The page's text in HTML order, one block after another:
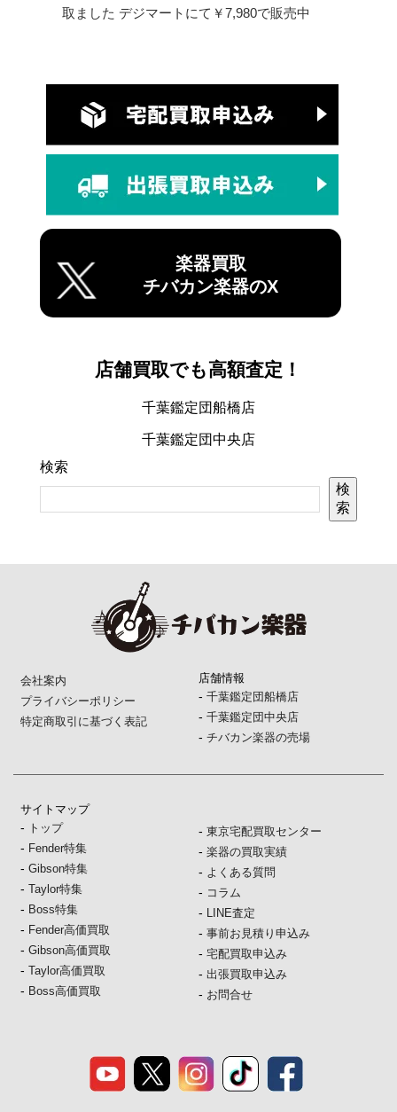
取ました デジマートにて￥7,980で販売中
楽器買取
チバカン楽器のX
店舗買取でも高額査定！
千葉鑑定団船橋店
千葉鑑定団中央店
検索
検
索
会社案内
プライバシーポリシー
特定商取引に基づく表記
店舗情報
- 千葉鑑定団船橋店
- 千葉鑑定団中央店
- チバカン楽器の売場
サイトマップ
- トップ
- Fender特集
-Gibson特集
-Taylor特集
- Boss特集
- Fender高価買取
-Gibson高価買取
-Taylor高価買取
- Boss高価買取
- 東京宅配買取センター
- 楽器の買取実績
- よくある質問
- コラム
- LINE査定
- 事前お見積り申込み
- 宅配買取申込み
- 出張買取申込み
- お問合せ